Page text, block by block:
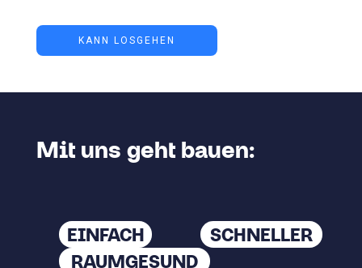
KANN LOSGEHEN
Mit uns geht bauen:
EINFACH
SCHNELLER
RAUMGESUND